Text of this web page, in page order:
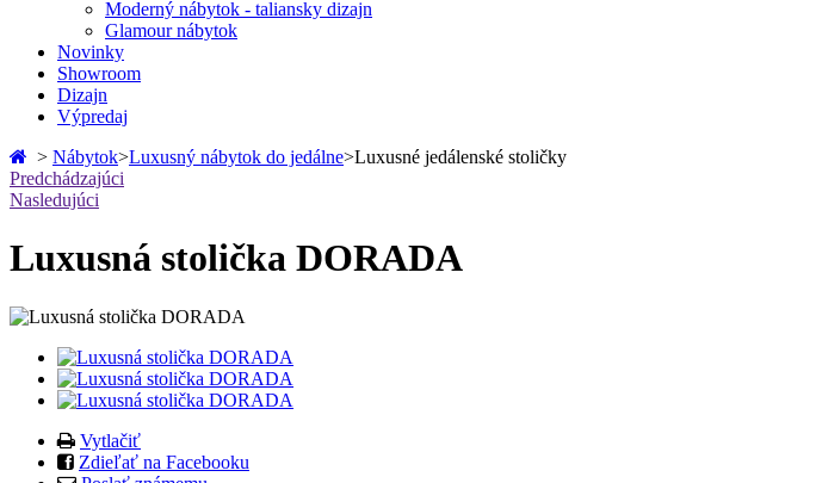
Moderný nábytok - taliansky dizajn
Glamour nábytok
Novinky
Showroom
Dizajn
Výpredaj
> Nábytok>Luxusný nábytok do jedálne>Luxusné jedálenské stoličky
Predchádzajúci
Nasledujúci
Luxusná stolička DORADA
Vytlačiť
Zdieľať na Facebooku